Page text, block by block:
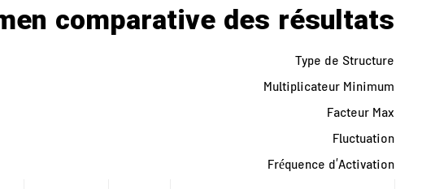
comparative des résultats
Type de Structure
Multiplicateur Minimum
Facteur Max
Fluctuation
Fréquence d’Activation